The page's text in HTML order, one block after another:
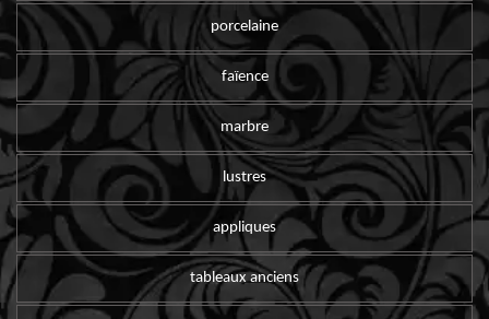
porcelaine
faïence
marbre
lustres
appliques
tableaux anciens